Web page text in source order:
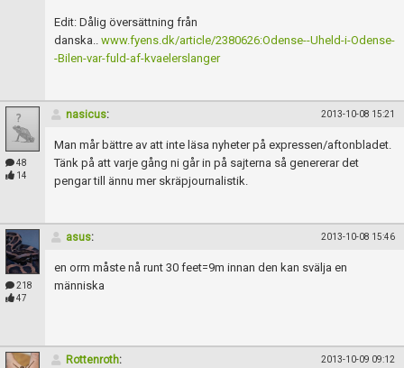
Edit: Dålig översättning från
danska.. www.fyens.dk/article/2380626:Odense--Uheld-i-Odense-
-Bilen-var-fuld-af-kvaelerslanger
48
14
nasicus: 2013-10-08 15:21
Man mår bättre av att inte läsa nyheter på expressen/aftonbladet.
Tänk på att varje gång ni går in på sajterna så genererar det
pengar till ännu mer skräpjournalistik.
218
47
asus: 2013-10-08 15:46
en orm måste nå runt 30 feet=9m innan den kan svälja en
människa
Rottenroth: 2013-10-09 09:12